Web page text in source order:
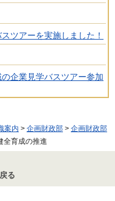
ツアーを実施しました！
企業見学バスツアー参加
案内 > 企画財政部 > 企画財政部
全育成の推進
る